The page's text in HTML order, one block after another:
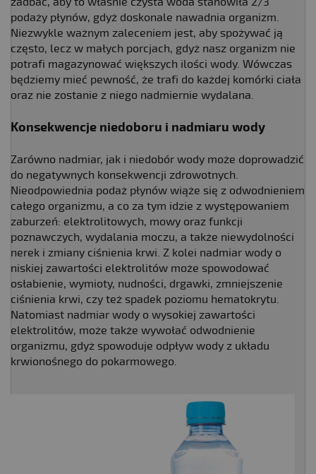
podaży płynów, gdyż doskonale nawadnia organizm.
Niezwykle ważnym zaleceniem jest, aby spożywać ją
często, lecz w małych porcjach, gdyż nasz organizm nie
potrafi magazynować większych ilości wody. Wówczas
będziemy mieć pewność, że trafi do każdej komórki ciała
oraz nie zostanie z niego nadmiernie wydalana.
Konsekwencje niedoboru i nadmiaru wody
Zarówno nadmiar, jak i niedobór wody może doprowadzić
do negatywnych konsekwencji zdrowotnych.
Nieodpowiednia podaż płynów wiąże się z odwodnieniem
całego organizmu, a co za tym idzie z występowaniem
zaburzeń: elektrolitowych, mowy oraz funkcji
poznawczych, wydalania moczu, a także niewydolności
nerek i zmiany ciśnienia krwi. Z kolei nadmiar wody o
niskiej zawartości elektrolitów może spowodować
osłabienie, wymioty, nudności, drgawki, zmniejszenie
ciśnienia krwi, czy też spadek poziomu hematokrytu.
Natomiast nadmiar wody o wysokiej zawartości
elektrolitów, może także wywołać odwodnienie
organizmu, gdyż spowoduje odpływ wody z układu
krwionośnego do pokarmowego.